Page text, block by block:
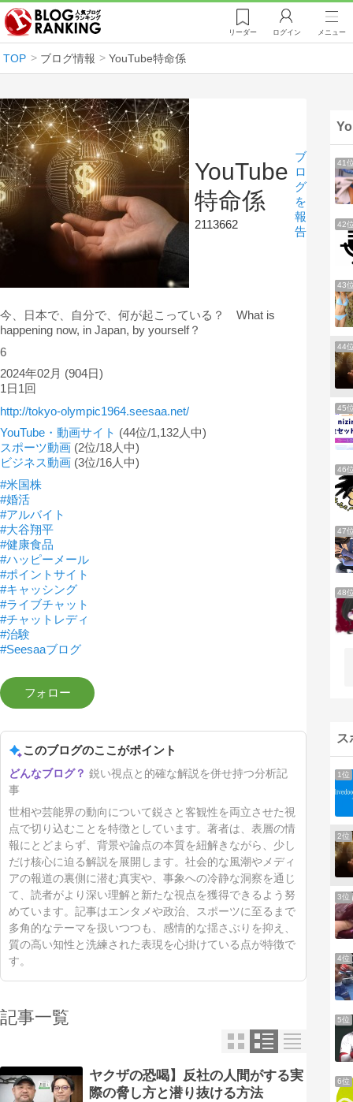
リーダー ログイン メニュー
TOP ブログ情報 YouTube特命係
YouTube
特命係
2113662
ブ
ロ
グ
を
報
告
今、日本で、自分で、何が起こっている？ What is
happening now, in Japan, by yourself？
6
2024年02月 (904日)
1日1回
http://tokyo-olympic1964.seesaa.net/
YouTube・動画サイト (44位/1,132人中)
スポーツ動画 (2位/18人中)
ビジネス動画 (3位/16人中)
#米国株
#婚活
#アルバイト
#大谷翔平
#健康食品
#ハッピーメール
#ポイントサイト
#キャッシング
#ライブチャット
#チャットレディ
#治験
#Seesaaブログ
このブログのここがポイント
鋭い視点と的確な解説を併せ持つ分析記
事
世相や芸能界の動向について鋭さと客観性を両立させた視
点で切り込むことを特徴としています。著者は、表層の情
報にとどまらず、背景や論点の本質を紐解きながら、少し
だけ核心に迫る解説を展開します。社会的な風潮やメディ
アの報道の裏側に潜む真実や、事象への冷静な洞察を通じ
て、読者がより深い理解と新たな視点を獲得できるよう努
めています。記事はエンタメや政治、スポーツに至るまで
多角的なテーマを扱いつつも、感情的な揺さぶりを抑え、
質の高い知性と洗練された表現を心掛けている点が特徴で
す。
記事一覧
ヤクザの恐喝】反社の人間がする実
際の脅し方と潜り抜ける方法
41
42
43
44
45
46
47
48
ス
1位
2位
3位
4位
5位
6位